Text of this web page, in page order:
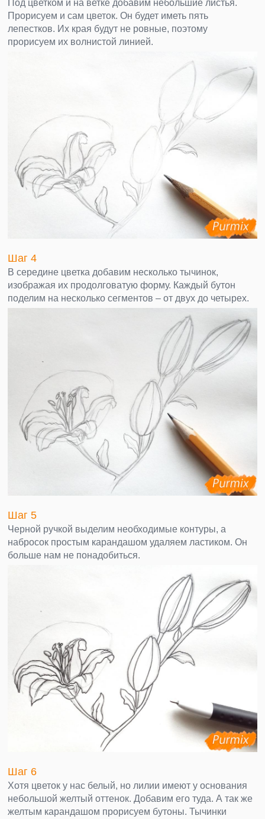
Под цветком и на ветке добавим небольшие листья.
Прорисуем и сам цветок. Он будет иметь пять
лепестков. Их края будут не ровные, поэтому
прорисуем их волнистой линией.
Шаг 4
В середине цветка добавим несколько тычинок,
изображая их продолговатую форму. Каждый бутон
поделим на несколько сегментов – от двух до четырех.
Шаг 5
Черной ручкой выделим необходимые контуры, а
набросок простым карандашом удаляем ластиком. Он
больше нам не понадобиться.
Шаг 6
Хотя цветок у нас белый, но лилии имеют у основания
небольшой желтый оттенок. Добавим его туда. А так же
желтым карандашом прорисуем бутоны. Тычинки